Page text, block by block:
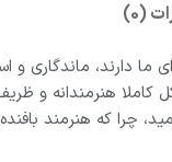
(0)
ما دارند، ماندگاری
کاملا هنرمندانه و
که هنرمند